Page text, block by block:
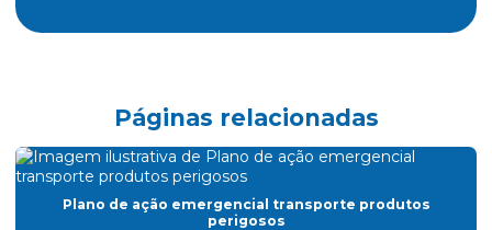
Certificado de treinamento nr 18
Páginas relacionadas
Plano de ação emergencial transporte produtos
perigosos